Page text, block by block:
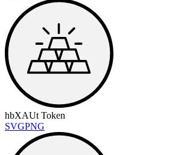
hbXAUt Token
SVGPNG